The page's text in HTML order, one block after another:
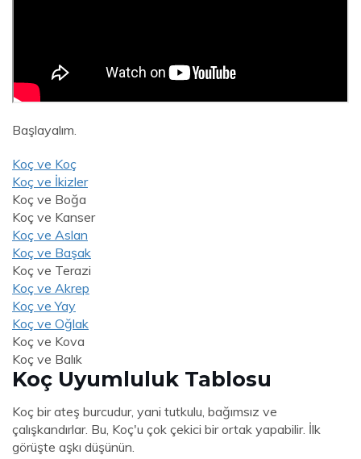
Başlayalım.
Koç ve Koç
Koç ve İkizler
Koç ve Boğa
Koç ve Kanser
Koç ve Aslan
Koç ve Başak
Koç ve Terazi
Koç ve Akrep
Koç ve Yay
Koç ve Oğlak
Koç ve Kova
Koç ve Balık
Koç Uyumluluk Tablosu
Koç bir ateş burcudur, yani tutkulu, bağımsız ve
çalışkandırlar. Bu, Koç'u çok çekici bir ortak yapabilir. İlk
görüşte aşkı düşünün.